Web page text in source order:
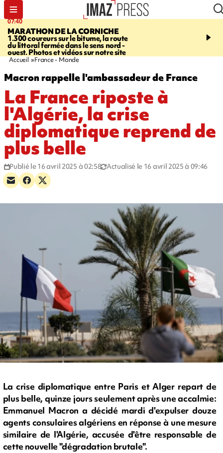
07:40
MARATHON DE LA CORNICHE
1.300 coureurs sur le bitume, la route
du littoral fermée dans le sens nord -
ouest. Photos et vidéos sur notre site
10:33
l’enfance - une
Accueil France - Monde
Macron rappelle l'ambassadeur de France
La France riposte à
l'Algérie, la crise
diplomatique reprend de
plus belle
Publié le 16 avril 2025 à 02:58 Actualisé le 16 avril 2025 à 09:46
La crise diplomatique entre Paris et Alger repart de
plus belle, quinze jours seulement après une accalmie:
Emmanuel Macron a décidé mardi d'expulser douze
agents consulaires algériens en réponse à une mesure
similaire de l'Algérie, accusée d'être responsable de
cette nouvelle "dégradation brutale".